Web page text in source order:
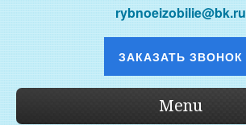
rybnoeizobilie@bk.ru
ЗАКАЗАТЬ ЗВОНОК
Menu